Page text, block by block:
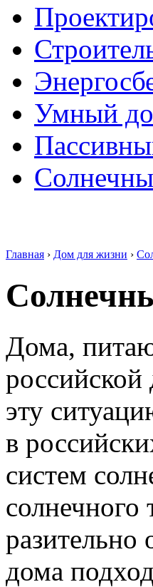
Умный
Главная › Дом для жизни ›
Дома,
российской
эту
в
систем
разительно
дома